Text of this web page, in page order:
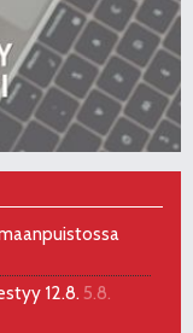
12.8. 5.8.